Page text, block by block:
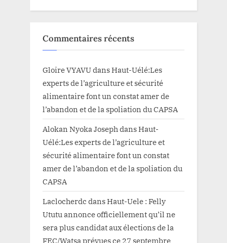
Commentaires récents
Gloire VYAVUdansHaut-Uélé:Les
experts de l’agriculture et sécurité
alimentaire font un constat amer de
l’abandon et de la spoliation du CAPSA
Alokan Nyoka Joseph dansHaut-
Uélé:Les experts de l’agriculture et
sécurité alimentaire font un constat
amer de l’abandon et de la spoliation du
CAPSA
Laclocherdc dansHaut-Uele : Felly
Ututu annonce officiellement qu’il ne
sera plus candidat aux élections de la
FEC/Watsa prévues ce 27 septembre